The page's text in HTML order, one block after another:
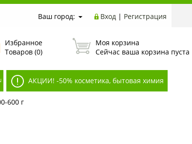
Ваш город: Вход | Регистрация
Избранное
Товаров (0)
Моя корзина
Сейчас ваша корзина пуста
АКЦИИ! -50% косметика, бытовая химия
600 г